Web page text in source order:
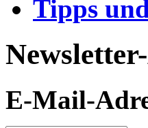
Tipps
E-Mail-